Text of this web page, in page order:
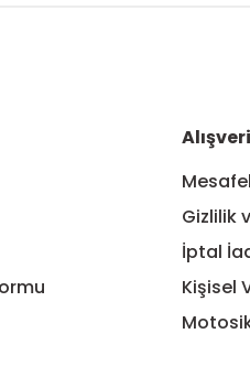
Gizlilik
İptal
Kişisel